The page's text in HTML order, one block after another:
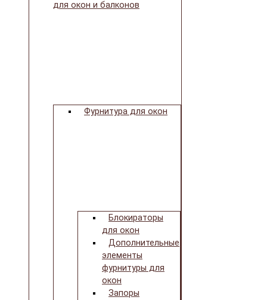
для окон и балконов
Фурнитура для окон
Блокираторы
для окон
Дополнительные
элементы
фурнитуры для
окон
Запоры